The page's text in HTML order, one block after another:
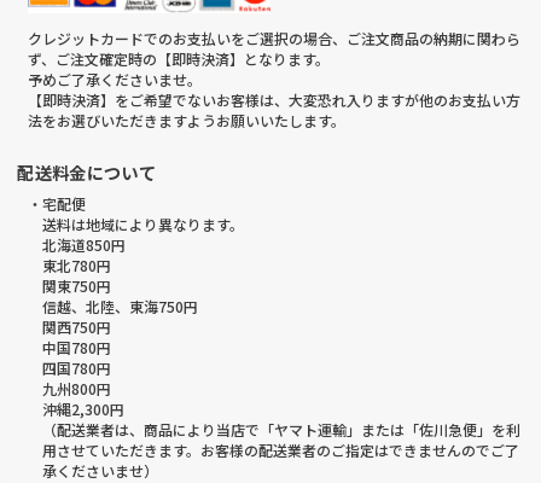
クレジットカードでのお支払いをご選択の場合、ご注文商品の納期に関わら
ず、ご注文確定時の【即時決済】となります。
予めご了承くださいませ。
【即時決済】をご希望でないお客様は、大変恐れ入りますが他のお支払い方
法をお選びいただきますようお願いいたします。
配送料金について
・宅配便
送料は地域により異なります。
北海道850円
東北780円
関東750円
信越、北陸、東海750円
関西750円
中国780円
四国780円
九州800円
沖縄2,300円
（配送業者は、商品により当店で「ヤマト運輸」または「佐川急便」を利
用させていただきます。お客様の配送業者のご指定はできませんのでご了
承くださいませ）